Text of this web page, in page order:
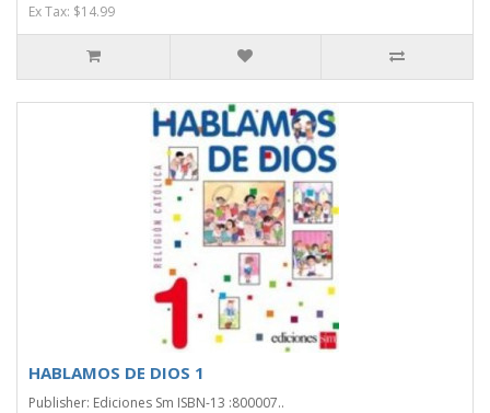
Ex Tax: $14.99
HABLAMOS DE DIOS 1
Publisher: Ediciones Sm ISBN-13 :800007..